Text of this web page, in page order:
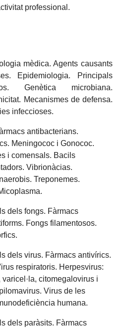
professional.
mèdica. Agents causants
Epidemiologia. Principals
Genètica microbiana.
Mecanismes de defensa.
infeccioses.
antibacterians.
Meningococ i Gonococ.
i comensals. Bacils
Vibrionàcias.
Treponemes.
dels fongs. Fàrmacs
Fongs filamentosos.
dels virus. Fàrmacs antivírics.
respiratoris. Herpesvirus:
citomegalovirus i
Virus de les
humana.
dels paràsits. Fàrmacs